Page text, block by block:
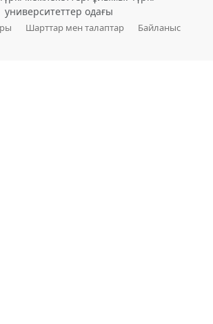
университеттер одағы
Шарттар мен талаптар Байланыс